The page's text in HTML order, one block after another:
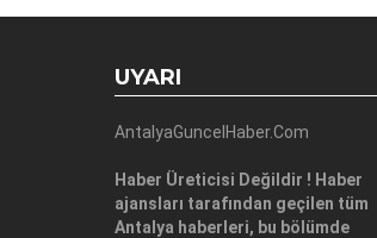
UYARI
AntalyaGuncelHaber.Com
Haber Üreticisi Değildir ! Haber
ajansları tarafından geçilen tüm
Antalya haberleri, bu bölümde